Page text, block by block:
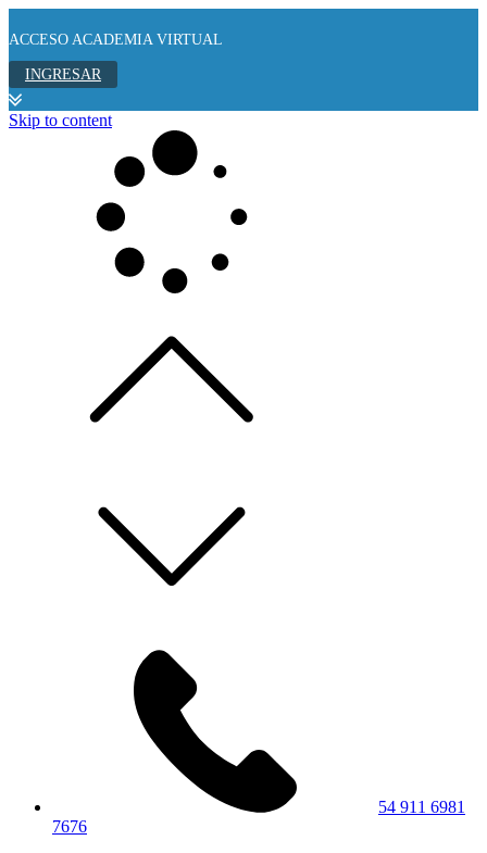
ACCESO ACADEMIA VIRTUAL
INGRESAR
Skip to content
54 911 6981
7676